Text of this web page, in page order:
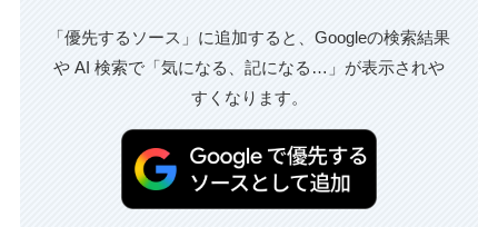
「優先するソース」に追加すると、Googleの検索結果
や AI 検索で「気になる、記になる…」が表示されや
すくなります。